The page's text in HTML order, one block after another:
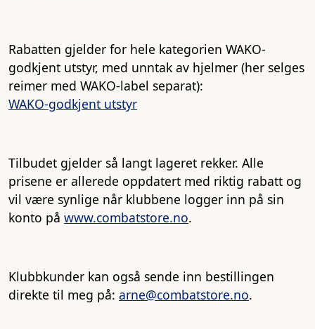
Rabatten gjelder for hele kategorien WAKO-
godkjent utstyr, med unntak av hjelmer (her selges
reimer med WAKO-label separat):
WAKO-godkjent utstyr
Tilbudet gjelder så langt lageret rekker. Alle
prisene er allerede oppdatert med riktig rabatt og
vil være synlige når klubbene logger inn på sin
konto på www.combatstore.no.
Klubbkunder kan også sende inn bestillingen
direkte til meg på: arne@combatstore.no.